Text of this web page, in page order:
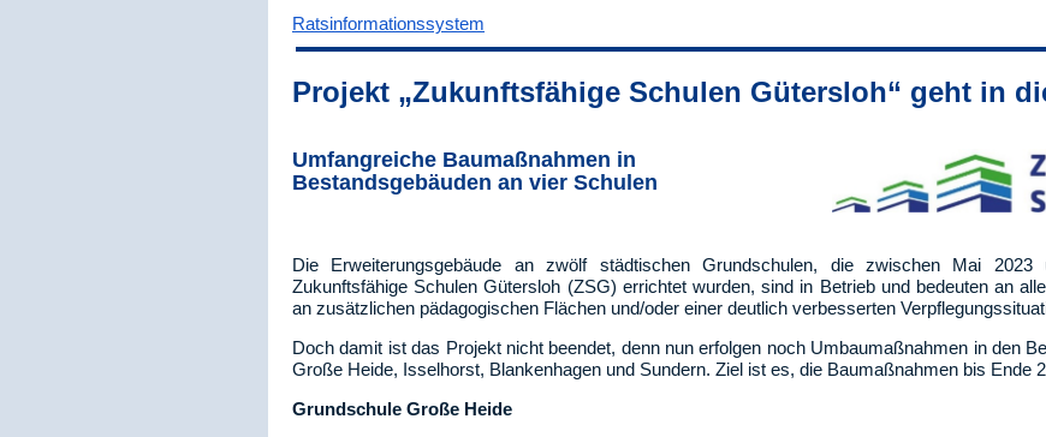
Ratsinformationssystem
Projekt „Zukunftsfähige Schulen Gütersloh“ geht in
Umfangreiche Baumaßnahmen in
Bestandsgebäuden an vier Schulen
Die Erweiterungsgebäude an zwölf städtischen Grundschulen, die zwischen Mai
Zukunftsfähige Schulen Gütersloh (ZSG) errichtet wurden, sind in Betrieb und bedeuten an
an zusätzlichen pädagogischen Flächen und/oder einer deutlich verbesserten
Doch damit ist das Projekt nicht beendet, denn nun erfolgen noch Umbaumaßnahmen in den
Große Heide, Isselhorst, Blankenhagen und Sundern. Ziel ist es, die Baumaßnahmen bis Ende
Grundschule Große Heide